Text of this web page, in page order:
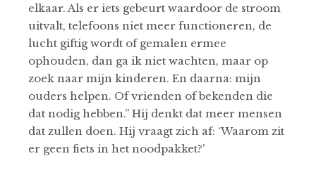
elkaar. Als er iets gebeurt waardoor de stroom
uitvalt, telefoons niet meer functioneren, de
lucht giftig wordt of gemalen ermee
ophouden, dan ga ik niet wachten, maar op
zoek naar mijn kinderen. En daarna: mijn
ouders helpen. Of vrienden of bekenden die
dat nodig hebben.” Hij denkt dat meer mensen
dat zullen doen. Hij vraagt zich af: ‘Waarom zit
er geen fiets in het noodpakket?’